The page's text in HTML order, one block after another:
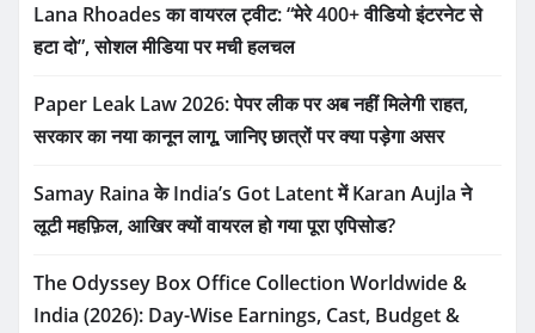
Lana Rhoades का वायरल ट्वीट: “मेरे 400+ वीडियो इंटरनेट से
हटा दो”, सोशल मीडिया पर मची हलचल
Paper Leak Law 2026: पेपर लीक पर अब नहीं मिलेगी राहत,
सरकार का नया कानून लागू, जानिए छात्रों पर क्या पड़ेगा असर
Samay Raina के India’s Got Latent में Karan Aujla ने
लूटी महफ़िल, आखिर क्यों वायरल हो गया पूरा एपिसोड?
The Odyssey Box Office Collection Worldwide &
India (2026): Day-Wise Earnings, Cast, Budget &